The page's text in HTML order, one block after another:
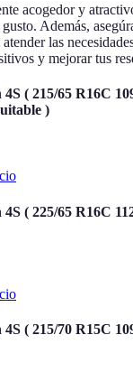
acogedor y
Además,
las
y mejorar tus
( 215/65 R16C
)
( 225/65 R16C
( 215/70 R15C